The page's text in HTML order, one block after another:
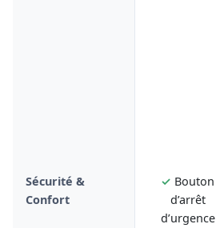
Sécurité &
Confort
✓ Bouton
d’arrêt
d’urgence